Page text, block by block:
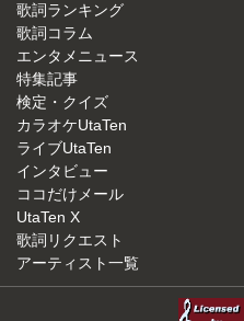
歌詞ランキング
歌詞コラム
エンタメニュース
特集記事
検定・クイズ
カラオケUtaTen
ライブUtaTen
インタビュー
ココだけメール
UtaTen X
歌詞リクエスト
アーティスト一覧